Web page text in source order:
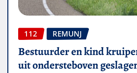
112 REMUNJ
Bestuurder en kind
uit ondersteboven